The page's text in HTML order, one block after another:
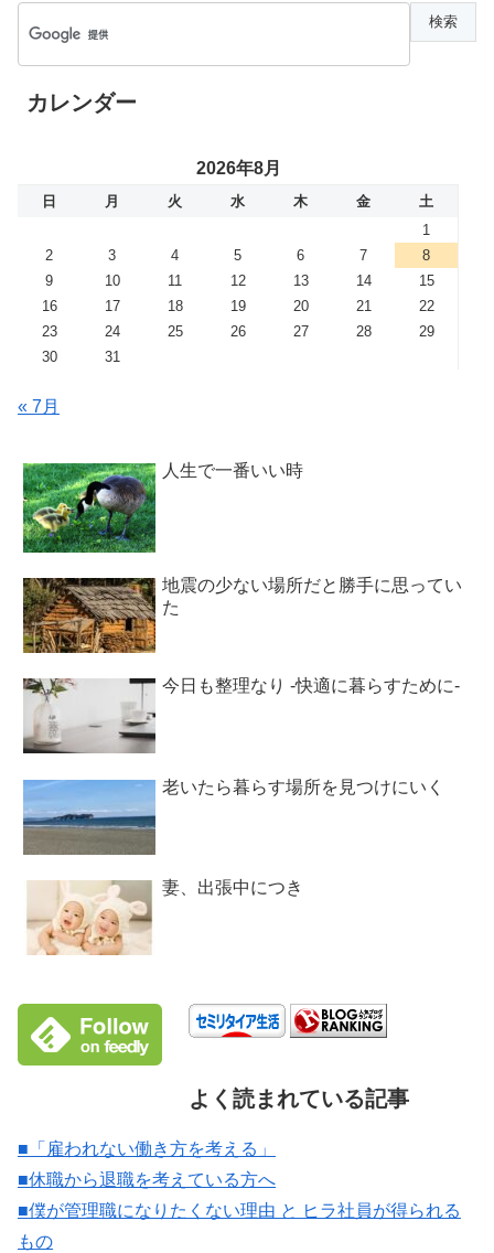
カレンダー
2026年8月
日 月 火 水 木 金
土
1
2
3 4 5 6 7
8
9
10 11 12 13 14
15
16
17 18 19 20 21
22
23
24 25 26 27 28
29
30
31
« 7月
人生で一番いい時
地震の少ない場所だと勝手に思ってい
た
今日も整理なり -快適に暮らすために-
老いたら暮らす場所を見つけにいく
妻、出張中につき
よく読まれている記事
■「雇われない働き方を考える」
■休職から退職を考えている方へ
■僕が管理職になりたくない理由 と ヒラ社員が得られる
もの